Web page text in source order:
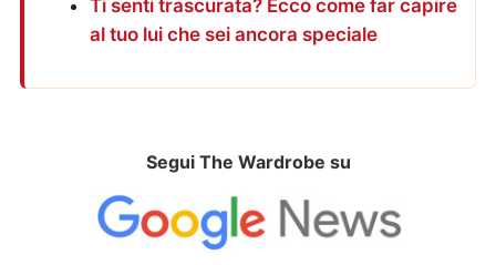
Ti senti trascurata? Ecco come far capire
al tuo lui che sei ancora speciale
Segui The Wardrobe su